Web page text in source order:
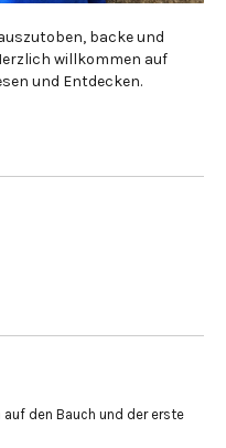
backe und
willkommen auf
und Entdecken.
den Bauch und der erste